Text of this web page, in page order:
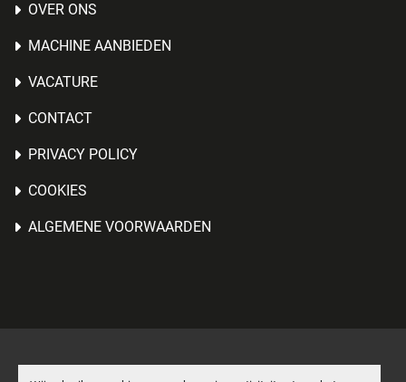
OVER ONS
MACHINE AANBIEDEN
VACATURE
CONTACT
PRIVACY POLICY
COOKIES
ALGEMENE VOORWAARDEN